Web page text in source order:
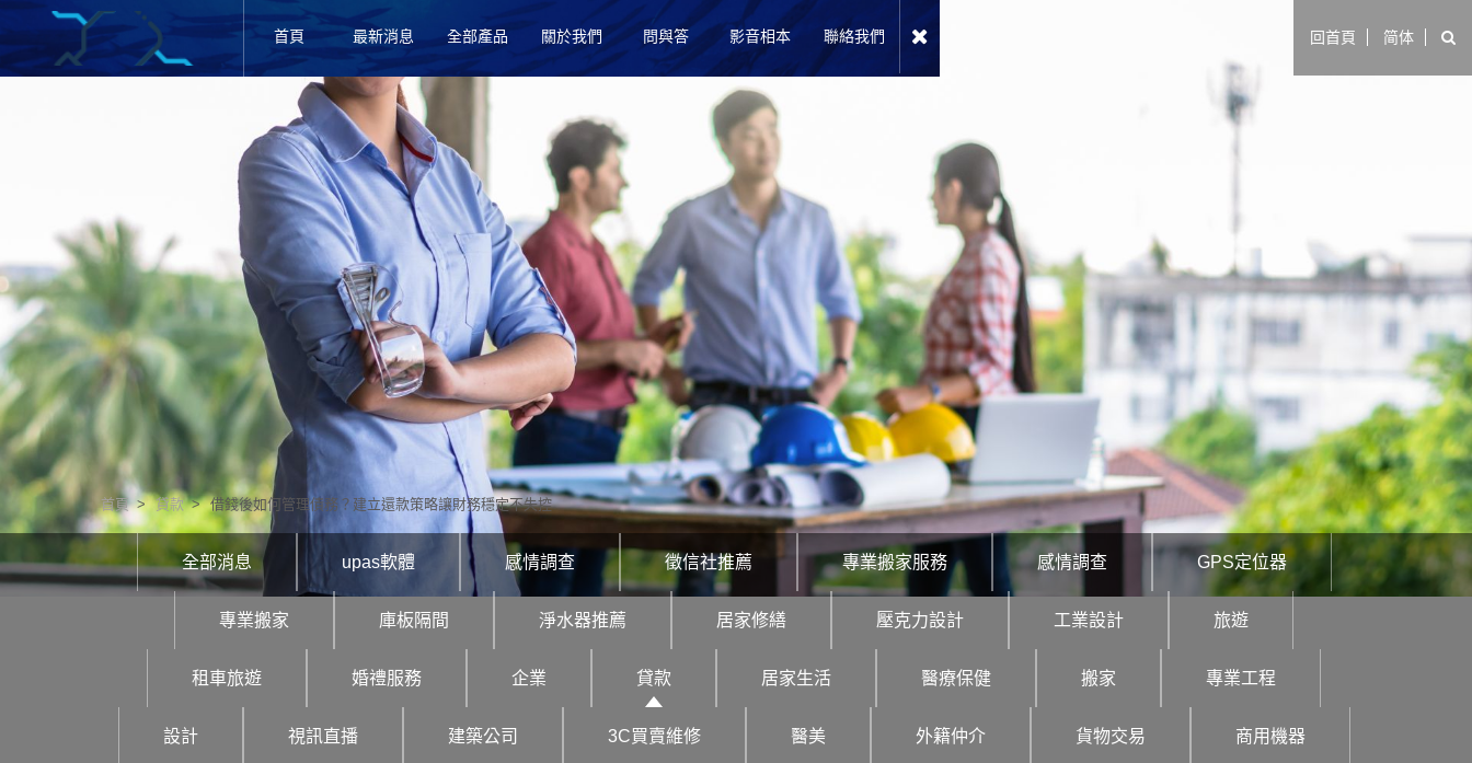
首頁 最新消息 全部產品 關於我們 問與答 影音相本 聯絡我們 回首頁 简体
首頁 貸款 借錢後如何管理債務？建立還款策略讓財務穩定不失控
全部消息 upas軟體 感情調查 徵信社推薦 專業搬家服務 感情調查 GPS定位器
專業搬家 庫板隔間 淨水器推薦 居家修繕 壓克力設計 工業設計 旅遊
租車旅遊 婚禮服務 企業 貸款 居家生活 醫療保健 搬家 專業工程
設計 視訊直播 建築公司 3C買賣維修 醫美 外籍仲介 貨物交易 商用機器